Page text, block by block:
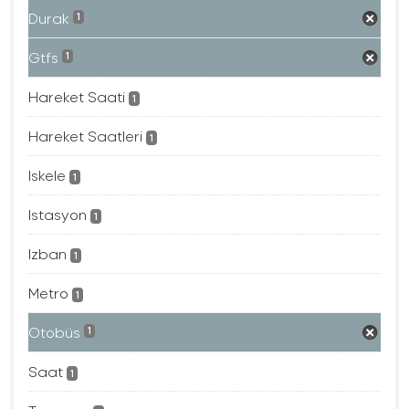
Durak 1
Gtfs 1
Hareket Saati 1
Hareket Saatleri 1
Iskele 1
Istasyon 1
Izban 1
Metro 1
Otobüs 1
Saat 1